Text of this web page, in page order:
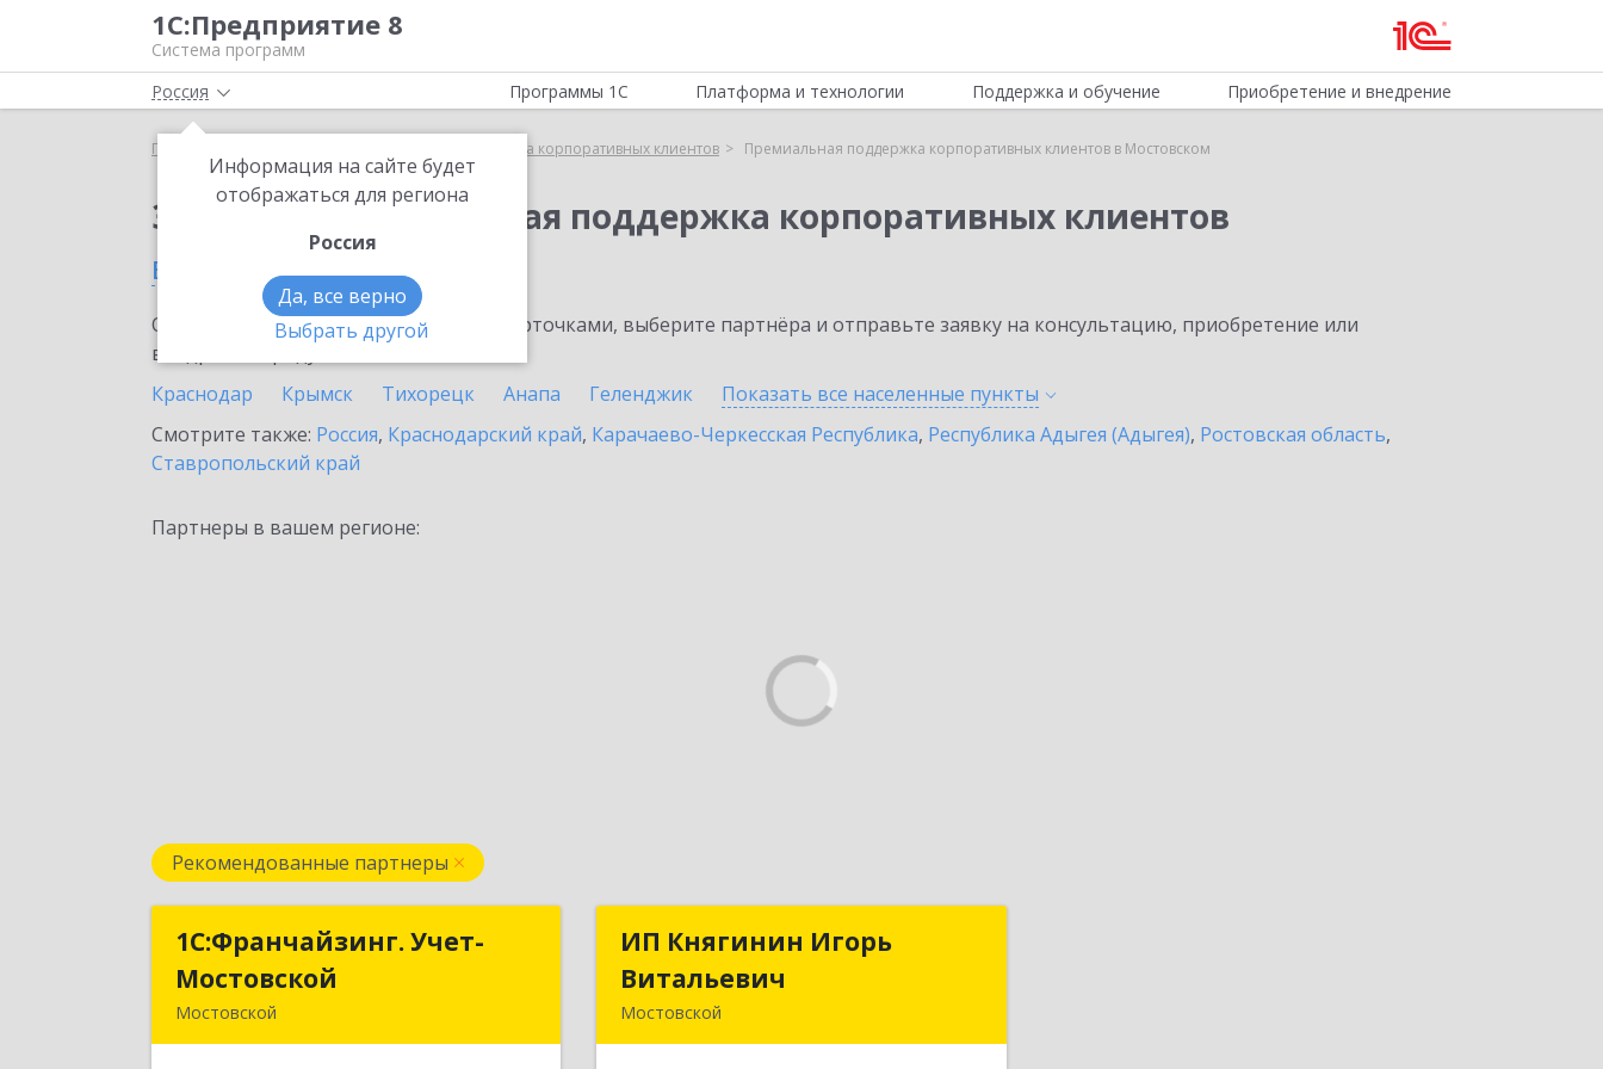
1С:Предприятие 8
Система программ
Россия
Информация на сайте будет
отображаться для региона
Россия
Да, все верно
Выбрать другой
Программы 1С Платформа и технологии Поддержка и обучение Приобретение и внедрение
Главная Премиальная поддержка корпоративных клиентов Премиальная поддержка корпоративных клиентов в Мостовском
Заказать Премиальная поддержка корпоративных клиентов
в Мостовском
Ознакомьтесь с информационными карточками, выберите партнёра и отправьте заявку на консультацию, приобретение или
внедрение продукта.
Краснодар
Крымск Тихорецк Анапа Геленджик Показать все населенные пункты
Смотрите также: Россия, Краснодарский край, Карачаево-Черкесская Республика, Республика Адыгея (Адыгея), Ростовская область,
Ставропольский край
Партнеры в вашем регионе:
Рекомендованные партнеры
1С:Франчайзинг. Учет-
Мостовской
Мостовской
1С:Франчайзинг. Учет-
ИП Княгинин Игорь
Витальевич
Мостовской
ИП Княгинин Игорь